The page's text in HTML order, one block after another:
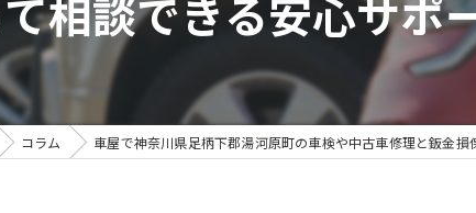
相談できる安心サポ
コラム 車屋で神奈川県足柄下郡湯河原町の車検や中古車修理と鈑金